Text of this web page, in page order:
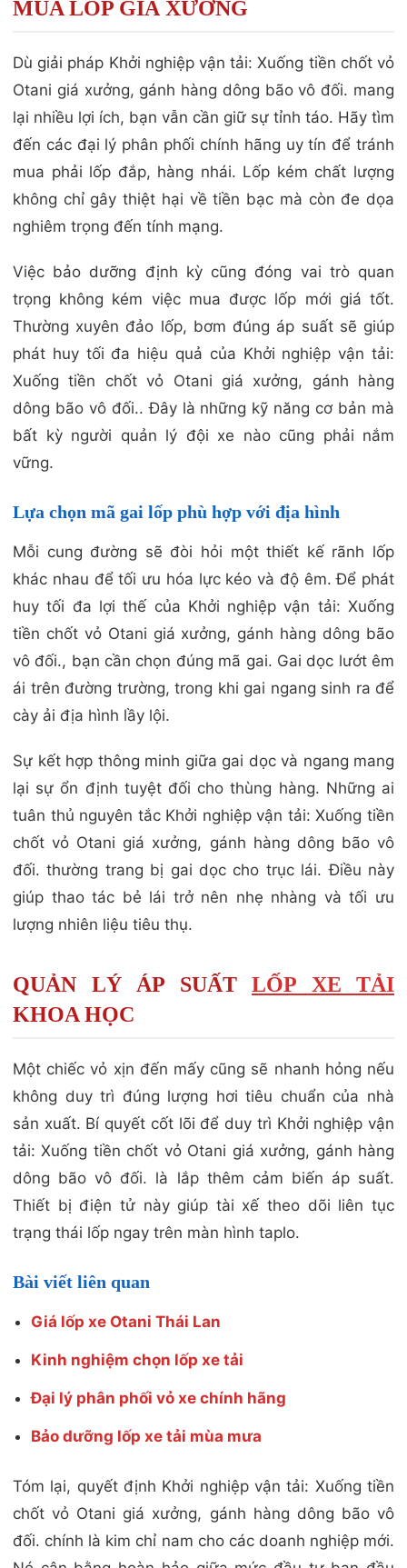
MUA LỐP GIÁ XƯỞNG
Dù giải pháp Khởi nghiệp vận tải: Xuống tiền chốt vỏ
Otani giá xưởng, gánh hàng dông bão vô đối. mang
lại nhiều lợi ích, bạn vẫn cần giữ sự tỉnh táo. Hãy tìm
đến các đại lý phân phối chính hãng uy tín để tránh
mua phải lốp đắp, hàng nhái. Lốp kém chất lượng
không chỉ gây thiệt hại về tiền bạc mà còn đe dọa
nghiêm trọng đến tính mạng.
Việc bảo dưỡng định kỳ cũng đóng vai trò quan
trọng không kém việc mua được lốp mới giá tốt.
Thường xuyên đảo lốp, bơm đúng áp suất sẽ giúp
phát huy tối đa hiệu quả của Khởi nghiệp vận tải:
Xuống tiền chốt vỏ Otani giá xưởng, gánh hàng
dông bão vô đối.. Đây là những kỹ năng cơ bản mà
bất kỳ người quản lý đội xe nào cũng phải nắm
vững.
Lựa chọn mã gai lốp phù hợp với địa hình
Mỗi cung đường sẽ đòi hỏi một thiết kế rãnh lốp
khác nhau để tối ưu hóa lực kéo và độ êm. Để phát
huy tối đa lợi thế của Khởi nghiệp vận tải: Xuống
tiền chốt vỏ Otani giá xưởng, gánh hàng dông bão
vô đối., bạn cần chọn đúng mã gai. Gai dọc lướt êm
ái trên đường trường, trong khi gai ngang sinh ra để
cày ải địa hình lầy lội.
Sự kết hợp thông minh giữa gai dọc và ngang mang
lại sự ổn định tuyệt đối cho thùng hàng. Những ai
tuân thủ nguyên tắc Khởi nghiệp vận tải: Xuống tiền
chốt vỏ Otani giá xưởng, gánh hàng dông bão vô
đối. thường trang bị gai dọc cho trục lái. Điều này
giúp thao tác bẻ lái trở nên nhẹ nhàng và tối ưu
lượng nhiên liệu tiêu thụ.
QUẢN LÝ ÁP SUẤT LỐP XE TẢI
KHOA HỌC
Một chiếc vỏ xịn đến mấy cũng sẽ nhanh hỏng nếu
không duy trì đúng lượng hơi tiêu chuẩn của nhà
sản xuất. Bí quyết cốt lõi để duy trì Khởi nghiệp vận
tải: Xuống tiền chốt vỏ Otani giá xưởng, gánh hàng
dông bão vô đối. là lắp thêm cảm biến áp suất.
Thiết bị điện tử này giúp tài xế theo dõi liên tục
trạng thái lốp ngay trên màn hình taplo.
Bài viết liên quan
Giá lốp xe Otani Thái Lan
Kinh nghiệm chọn lốp xe tải
Đại lý phân phối vỏ xe chính hãng
Bảo dưỡng lốp xe tải mùa mưa
Tóm lại, quyết định Khởi nghiệp vận tải: Xuống tiền
chốt vỏ Otani giá xưởng, gánh hàng dông bão vô
đối. chính là kim chỉ nam cho các doanh nghiệp mới.